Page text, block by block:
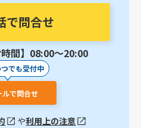
で問合せ
時間】08:00〜20:00
でも受付中
ルで問合せ
や利用上の注意